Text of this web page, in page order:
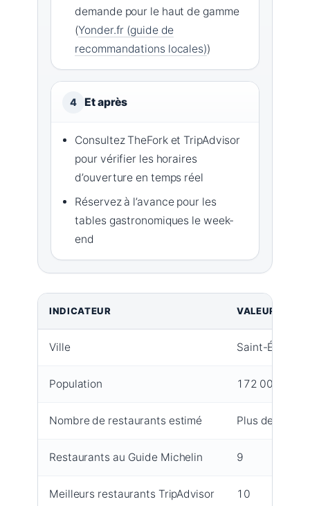
demande pour le haut de gamme
(Yonder.fr (guide de
recommandations locales))
4 Et après
Consultez TheFork et TripAdvisor
pour vérifier les horaires
d’ouverture en temps réel
Réservez à l’avance pour les
tables gastronomiques le week-
end
INDICATEUR VALEUR
Ville Saint-Étienne
Population 172 000
Nombre de restaurants estimé Plus de 300
Restaurants au Guide Michelin 9
Meilleurs restaurants TripAdvisor 10